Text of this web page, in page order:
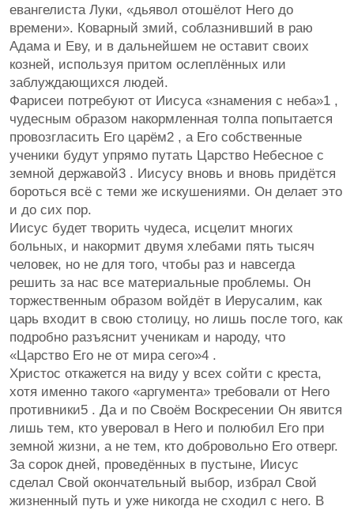
евангелиста Луки, «дьявол отошёлот Него до
времени». Коварный змий, соблазнивший в раю
Адама и Еву, и в дальнейшем не оставит своих
козней, используя притом ослеплённых или
заблуждающихся людей.
Фарисеи потребуют от Иисуса «знамения с неба»1 ,
чудесным образом накормленная толпа попытается
провозгласить Его царём2 , а Его собственные
ученики будут упрямо путать Царство Небесное с
земной державой3 . Иисусу вновь и вновь придётся
бороться всё с теми же искушениями. Он делает это
и до сих пор.
Иисус будет творить чудеса, исцелит многих
больных, и накормит двумя хлебами пять тысяч
человек, но не для того, чтобы раз и навсегда
решить за нас все материальные проблемы. Он
торжественным образом войдёт в Иерусалим, как
царь входит в свою столицу, но лишь после того, как
подробно разъяснит ученикам и народу, что
«Царство Его не от мира сего»4 .
Христос откажется на виду у всех сойти с креста,
хотя именно такого «аргумента» требовали от Него
противники5 . Да и по Своём Воскресении Он явится
лишь тем, кто уверовал в Него и полюбил Его при
земной жизни, а не тем, кто добровольно Его отверг.
За сорок дней, проведённых в пустыне, Иисус
сделал Свой окончательный выбор, избрал Свой
жизненный путь и уже никогда не сходил с него. В